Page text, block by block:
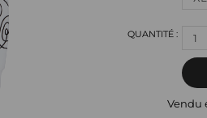
1
Vendu